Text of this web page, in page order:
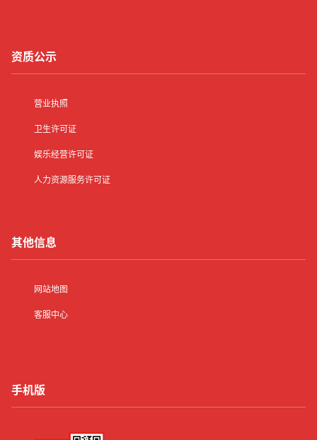
资质公示
营业执照
卫生许可证
娱乐经营许可证
人力资源服务许可证
其他信息
网站地图
客服中心
手机版